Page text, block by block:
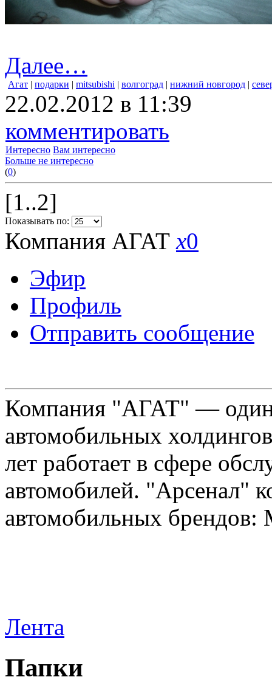
Далее…
Агат | подарки | mitsubishi | волгоград | нижний новгород |
22.02.2012 в 11:39
комментировать
Интересно Вам интересно
Больше не интересно
(0)
[1..2]
Показывать по:
Компания АГАТx0
Эфир
Профиль
Отправить сообщение
Компания "АГАТ" —
автомобильных
лет работает в сфере
автомобилей. "Арсенал"
автомобильных
Лента
Папки